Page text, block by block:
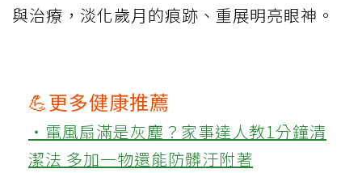
與治療，淡化歲月的痕跡、重展明亮眼神。
💪更多健康推薦
‧電風扇滿是灰塵？家事達人教1分鐘清
潔法 多加一物還能防髒汙附著